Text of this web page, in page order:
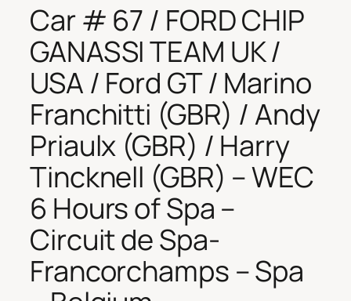
Car # 67 / FORD CHIP
GANASSI TEAM UK /
USA / Ford GT / Marino
Franchitti (GBR) / Andy
Priaulx (GBR) / Harry
Tincknell (GBR) – WEC
6 Hours of Spa –
Circuit de Spa-
Francorchamps – Spa